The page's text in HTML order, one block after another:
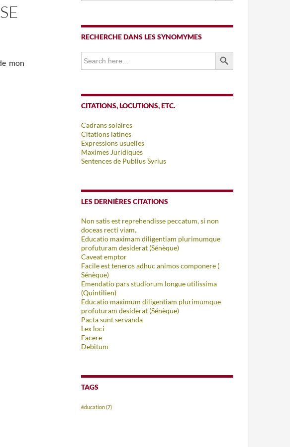
mon
RECHERCHE DANS LES SYNOMYMES
Search
for:
SEARCH BUTTON
CITATIONS, LOCUTIONS, ETC.
Cadrans solaires
Citations latines
Expressions usuelles
Maximes Juridiques
Sentences de Publius Syrius
LES DERNIÈRES CITATIONS
Non satis est reprehendisse peccatum, si non
doceas recti viam.
Educatio maximam diligentiam plurimumque
profuturam desiderat (Sénèque)
Caveat emptor
Facile est teneros adhuc animos componere (
Sénèque)
Emendatio pars studiorum longue utilissima
(Quintilien)
Educatio maximum diligentiam plurimumque
profuturam desiderat (Sénèque)
Pacta sunt servanda
Lex loci
Facere
Debitum
TAGS
éducation(7)